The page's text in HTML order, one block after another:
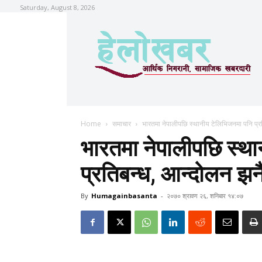
Saturday, August 8, 2026
Home समाचार भारतमा नेपालीपछि स्थानीय टेलिभिजनमा पनि
भारतमा नेपालीपछि
प्रतिबन्ध, आन्दोलन
By Humagainbasanta - २०७० श्रावण २६, शनिबार १४:०७